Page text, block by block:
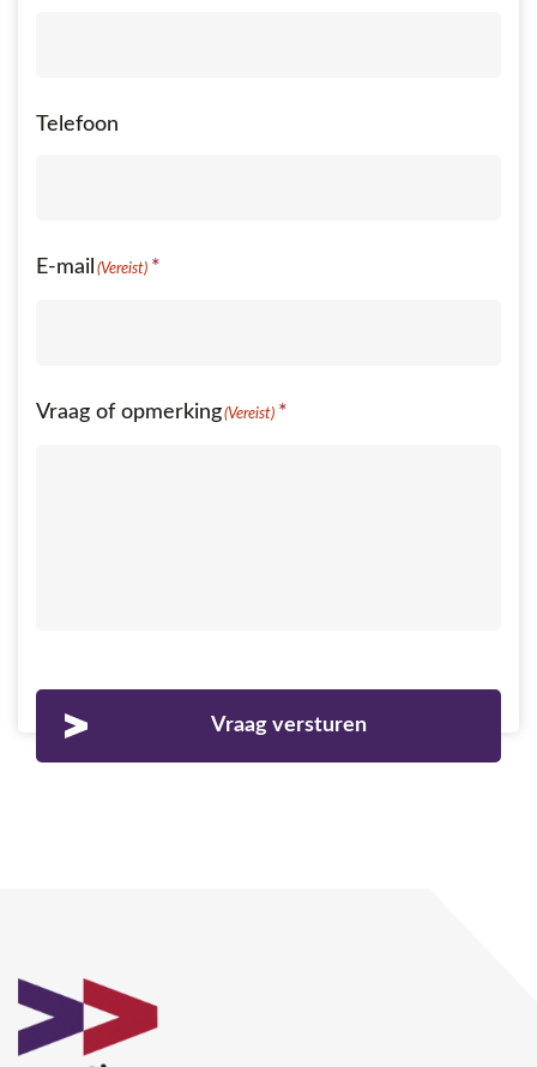
Telefoon
E-mail (Vereist)
Vraag of opmerking(Vereist)